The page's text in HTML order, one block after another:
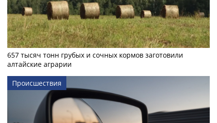
657 тысяч тонн грубых и сочных кормов заготовили
алтайские аграрии
Происшествия